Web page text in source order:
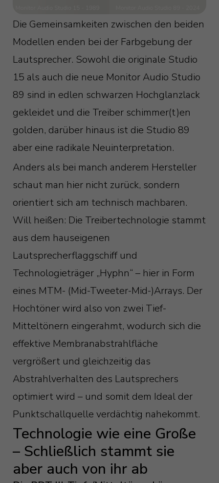
Die Gemeinsamkeiten zwischen den beiden
Modellen enden bei der Farbgebung der
Lautsprecher. Sowohl die originale Studio
15 als auch die neue Monitor Audio Studio
89 sind in edlen schwarzen Hochglanzlack
gekleidet und die Treiber schimmer(t)en
golden, darüber hinaus ist die Studio 89
aber eine radikale Neuinterpretation.
Anders als bei manch anderem Hersteller
schaut man hier nicht zurück, sondern
orientiert sich am technisch machbaren.
Will heißen: Die Treibertechnologie stammt
aus dem hauseigenen
Lautsprecherflaggschiff und
Technologieträger „Hyphn“ – hier in Form
eines MTM- (Mid-Tweeter-Mid-)Arrays. Der
Hochtöner wird also von zwei Tief-
Mitteltönern eingerahmt, wodurch sich die
effektive Membranabstrahlfläche
vergrößert und gleichzeitig das
Abstrahlverhalten des Lautsprechers
optimiert wird – und somit dem Ideal der
Punktschallquelle verdächtig nahekommt.
Technologie wie eine Große
– Schließlich stammt sie
aber auch von ihr ab